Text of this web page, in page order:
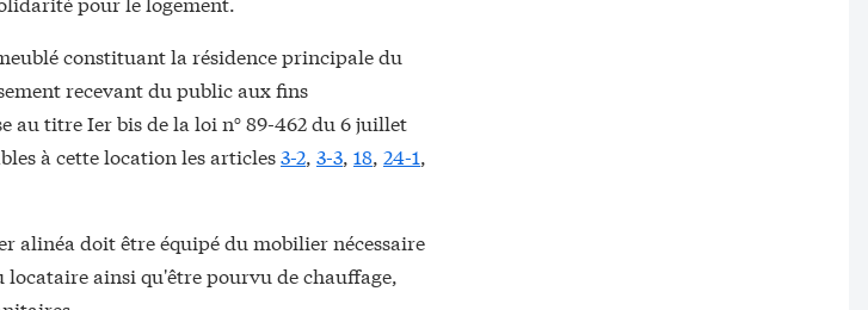
constituant la résidence principale du
recevant du public aux fins
au titre Ier bis de la loi n° 89-462 du 6 juillet
à cette location les articles3-2, 3-3, 18, 24-1,
alinéa doit être équipé du mobilier nécessaire
ainsi qu'être pourvu de chauffage,